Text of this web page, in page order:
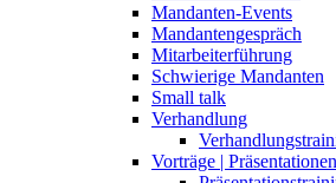
Mandanten-Events
Mandantengespräch
Mitarbeiterführung
Schwierige Mandanten
Small talk
Verhandlung
Vorträge | Präsentationen